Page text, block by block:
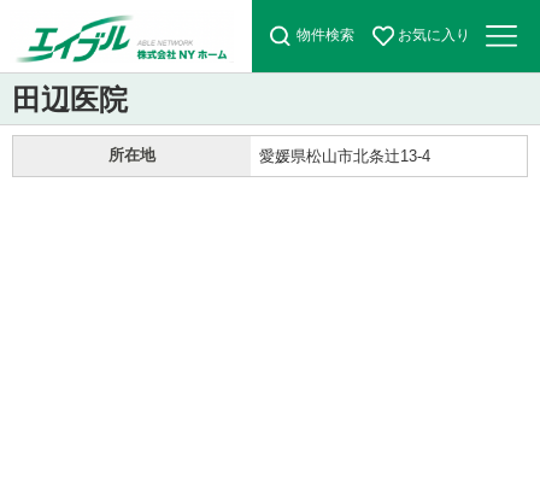
物件検索 お気に入り
田辺医院
所在地 愛媛県松山市北条辻13-4